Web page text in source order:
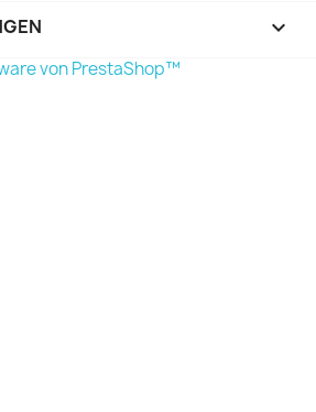
keyboard_arrow_down
von PrestaShop™